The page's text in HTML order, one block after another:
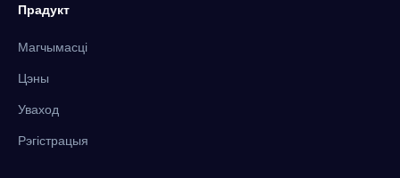
Прадукт
Магчымасці
Цэны
Уваход
Рэгістрацыя